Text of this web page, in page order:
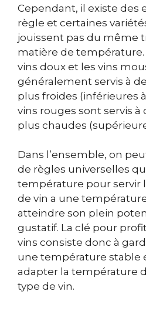
Cependant, il existe des
règle et certaines
jouissent pas du même
matière de température.
vins doux et les vins
généralement servis à
plus froides (inférieures à
vins rouges sont servis
plus chaudes
Dans l’ensemble, on
de règles universelles
température pour servir
de vin a une
atteindre son plein
gustatif. La clé pour
vins consiste donc à
une température stable
adapter la température
type de vin.